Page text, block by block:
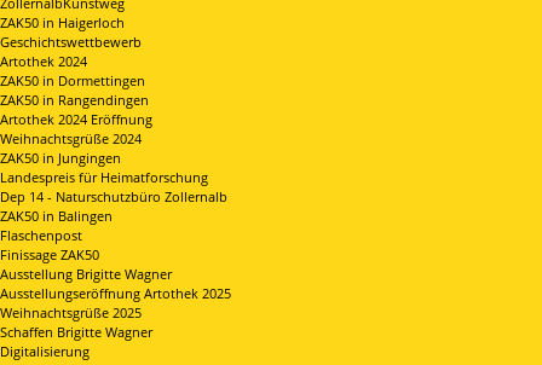
ZAK50 in Haigerloch
Geschichtswettbewerb
Artothek 2024
ZAK50 in Dormettingen
ZAK50 in Rangendingen
Artothek 2024 Eröffnung
Weihnachtsgrüße 2024
ZAK50 in Jungingen
Landespreis für Heimatforschung
Dep 14 - Naturschutzbüro Zollernalb
ZAK50 in Balingen
Flaschenpost
Finissage ZAK50
Ausstellung Brigitte Wagner
Ausstellungseröffnung Artothek 2025
Weihnachtsgrüße 2025
Schaffen Brigitte Wagner
Digitalisierung